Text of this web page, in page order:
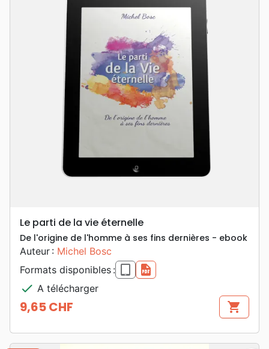
Le parti de la vie éternelle
De l'origine de l'homme à ses fins dernières - ebook
Auteur : Michel Bosc
Formats disponibles : epub
pdf
check A télécharger
Prix
9,65 CHF shopping_cart